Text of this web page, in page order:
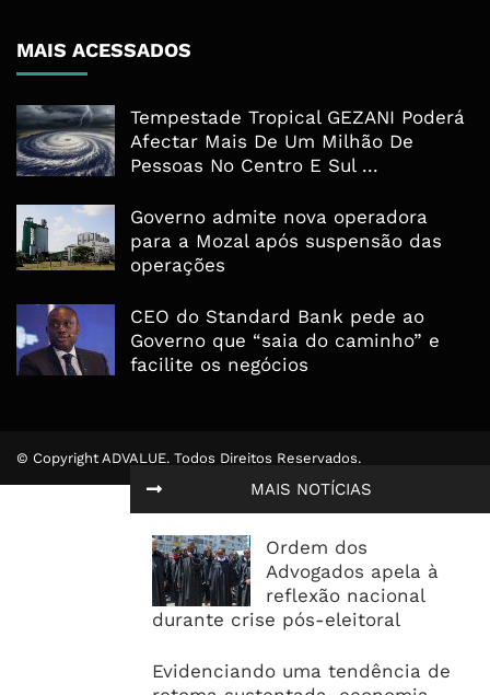
MAIS NOTÍCIAS
Ordem dos
Advogados apela à
reflexão nacional
durante crise pós-eleitoral
Evidenciando uma tendência de
MAIS ACESSADOS
Tempestade Tropical GEZANI Poderá
Afectar Mais De Um Milhão De
Pessoas No Centro E Sul ...
Governo admite nova operadora
para a Mozal após suspensão das
operações
CEO do Standard Bank pede ao
Governo que “saia do caminho” e
facilite os negócios
© Copyright ADVALUE. Todos Direitos Reservados.